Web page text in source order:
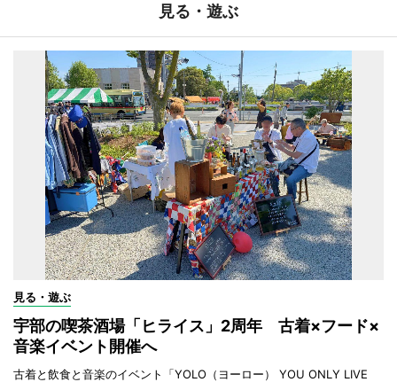
見る・遊ぶ
見る・遊ぶ
宇部の喫茶酒場「ヒライス」2周年 古着×フード×
音楽イベント開催へ
古着と飲食と音楽のイベント「YOLO（ヨーロー） YOU ONLY LIVE